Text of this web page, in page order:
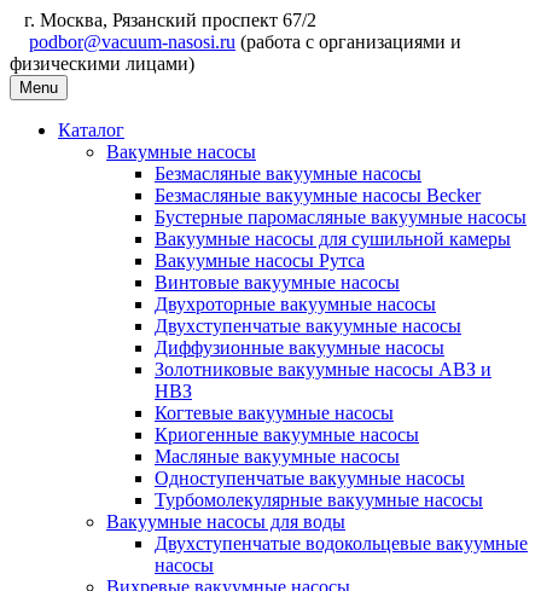
г. Москва, Рязанский проспект 67/2
podbor@vacuum-nasosi.ru (работа с организациями и
физическими лицами)
Menu
Каталог
Вакумные насосы
Безмасляные вакуумные насосы
Безмасляные вакуумные насосы Becker
Бустерные паромасляные вакуумные насосы
Вакуумные насосы для сушильной камеры
Вакуумные насосы Рутса
Винтовые вакуумные насосы
Двухроторные вакуумные насосы
Двухступенчатые вакуумные насосы
Диффузионные вакуумные насосы
Золотниковые вакуумные насосы АВЗ и
НВЗ
Когтевые вакуумные насосы
Криогенные вакуумные насосы
Масляные вакуумные насосы
Одноступенчатые вакуумные насосы
Турбомолекулярные вакуумные насосы
Вакуумные насосы для воды
Двухступенчатые водокольцевые вакуумные
насосы
Вихревые вакуумные насосы